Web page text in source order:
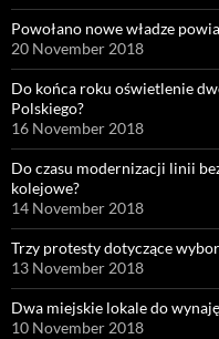
Powołano nowe władze
20 November 2018
Do końca roku oświetlenie
Polskiego?
16 November 2018
Do czasu modernizacji linii
kolejowe?
14 November 2018
Trzy protesty dotyczące
13 November 2018
Dwa miejskie lokale do
10 November 2018